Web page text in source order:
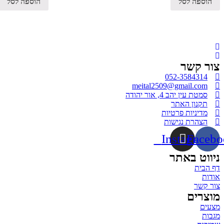
צור קשר
052-3584314
meital2509@gmail.com
סמטת עין יהב 4, אור יהודה
תקנון האתר
מדיניות פרטיות
הצהרת נגישות
Instagram
ניווט באתר
דף הבית
אודות
צור קשר
מוצרים
מצעים
מגבות